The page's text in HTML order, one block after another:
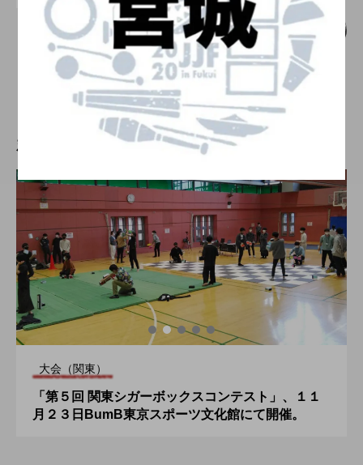
現地開催の復活。「WJD in OSAKA 202
2」、事前予約制にて開催。
2022.06.15
新着記事
大会（関東）
「第５回 関東シガーボックスコンテスト」、１１
月２３日BumB東京スポーツ文化館にて開催。